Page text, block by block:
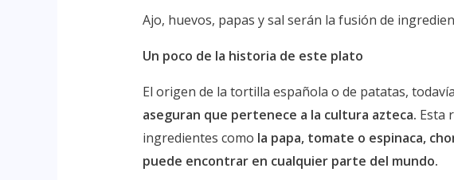
Ajo, huevos, papas y sal serán la fusión de
Un poco de la historia de este plato
El origen de la tortilla española o de patatas,
aseguran que pertenece a la cultura azteca. Esta
ingredientes como la papa, tomate o espinaca,
puede encontrar en cualquier parte del mundo.